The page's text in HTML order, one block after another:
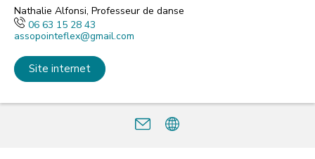
Nathalie Alfonsi, Professeur de danse
06 63 15 28 43
assopointeflex@gmail.com
Site internet